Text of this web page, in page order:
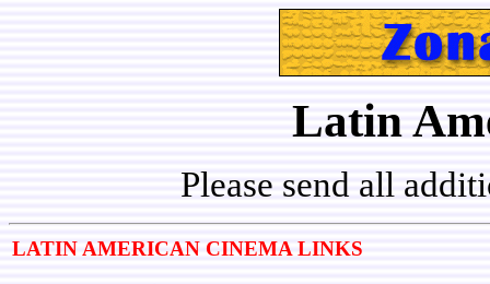
Latin
Please send all
LATIN AMERICAN CINEMA LINKS